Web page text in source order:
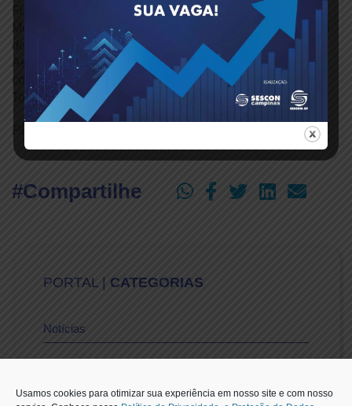
Usamos cookies para otimizar sua experiência em nosso site e com nosso
Fiscalização, Ética e Disciplina do CRCSP, Marcelo
Monello, do diretor do Sescon-SP Regional em São José
do Rio Preto, Manuel Carlos Torres, e da diretora da
Aescon-SP, Fátima Macedo, bem como a moderação do
coordenador da Câmara de Contabilidade, Márcio Teruel
Tomazeli.
Publicado em: 22/09/2023
#Compartilhe
PORTAL | CATEGORIAS
Notícias